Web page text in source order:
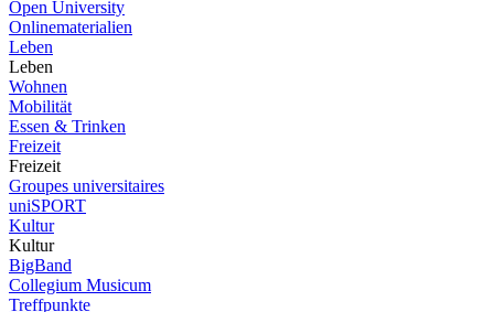
Open University
Onlinematerialien
Leben
Leben
Wohnen
Mobilität
Essen & Trinken
Freizeit
Freizeit
Groupes universitaires
uniSPORT
Kultur
Kultur
BigBand
Collegium Musicum
Treffpunkte